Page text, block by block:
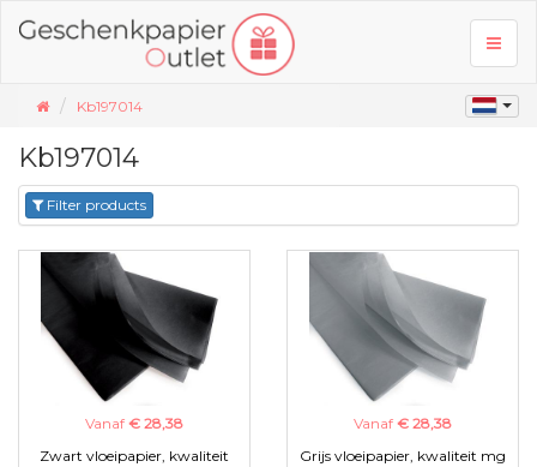
Kb197014
Kb197014
Filter products
Vanaf € 28,38
Zwart vloeipapier, kwaliteit
Vanaf € 28,38
Grijs vloeipapier, kwaliteit mg